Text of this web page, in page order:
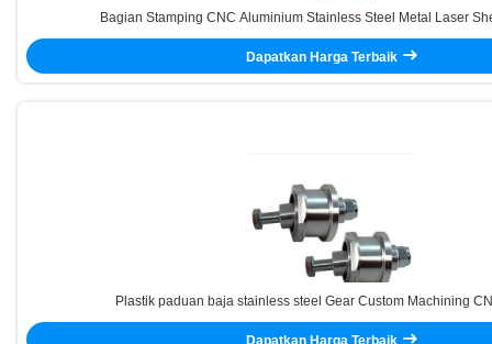
Bagian Stamping CNC Aluminium Stainless Steel Metal Laser
Dapatkan Harga Terbaik
Plastik paduan baja stainless steel Gear Custom Machining
Dapatkan Harga Terbaik